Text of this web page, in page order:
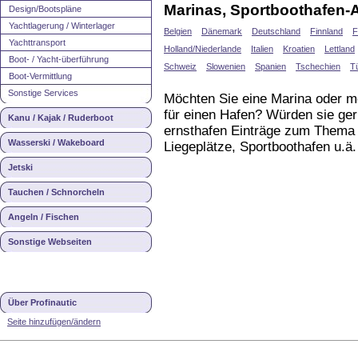
Design/Bootspläne
Yachtlagerung / Winterlager
Yachttransport
Boot- / Yacht-überführung
Boot-Vermittlung
Sonstige Services
Kanu / Kajak / Ruderboot
Wasserski / Wakeboard
Jetski
Tauchen / Schnorcheln
Angeln / Fischen
Sonstige Webseiten
Über Profinautic
Seite hinzufügen/ändern
Marinas, Sportboothafen-
Belgien Dänemark Deutschland Finnland
Holland/Niederlande
Italien Kroatien
Lettland
Schweiz
Slowenien Spanien Tschechien
Möchten Sie eine Marina oder
für einen Hafen? Würden sie
ernsthafen Einträge zum
Liegeplätze, Sportboothafen